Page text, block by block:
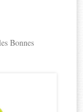
Bonnes